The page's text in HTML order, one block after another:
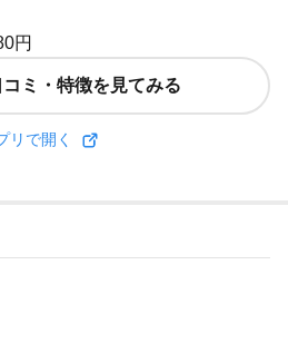
円
ミ・特徴を見てみる
リで開く